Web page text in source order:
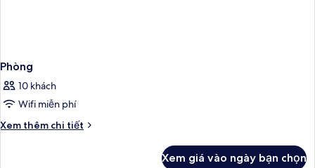
Phòng
10 khách
Wifi miễn phí
Xem thêm chi tiết
Chi
Xem giá vào ngày bạn chọn